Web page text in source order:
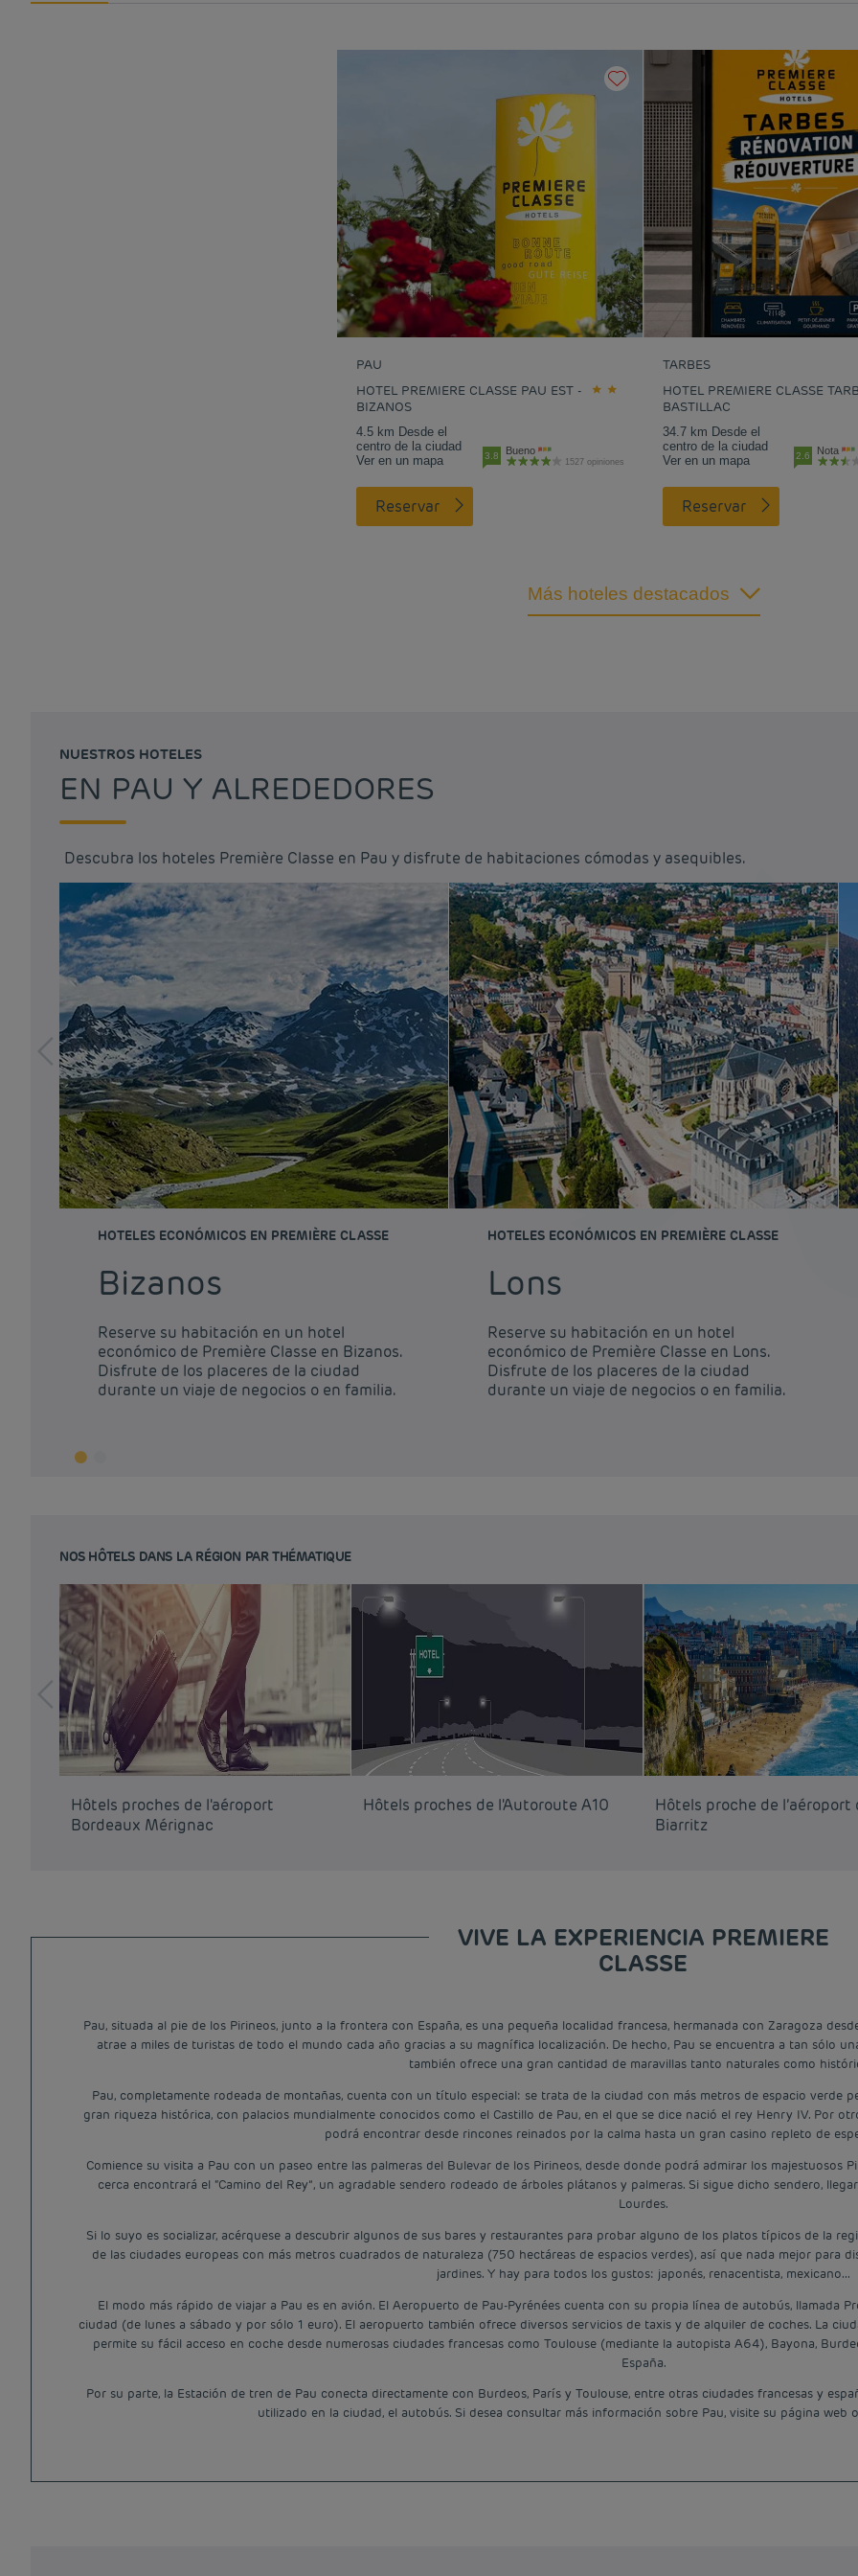
PAU
HOTEL PREMIERE CLASSE PAU EST -
BIZANOS
4.5 km Desde el
centro de la ciudad
Ver en un mapa
3.8 Bueno
1527 opiniones
Reservar
TARBES
HOTEL PREMIERE CLASSE
BASTILLAC
34.7 km Desde el
centro de la ciudad
Ver en un mapa
2.6 Nota
Reservar
Más hoteles destacados
NUESTROS HOTELES
EN PAU Y ALREDEDORES
Descubra los hoteles Première Classe en Pau y disfrute de habitaciones cómodas y asequibles.
HOTELES ECONÓMICOS EN PREMIÈRE CLASSE
Bizanos
Reserve su habitación en un hotel
económico de Première Classe en Bizanos.
Disfrute de los placeres de la ciudad
durante un viaje de negocios o en familia.
HOTELES ECONÓMICOS EN PREMIÈRE CLASSE
Lons
Reserve su habitación en un hotel
económico de Première Classe en Lons.
Disfrute de los placeres de la ciudad
durante un viaje de negocios o en familia.
NOS HÔTELS DANS LA RÉGION PAR THÉMATIQUE
Hôtels proches de l'aéroport
Bordeaux Mérignac
Hôtels proches de l'Autoroute A10
Hôtels proche de l’aéroport
Biarritz
VIVE LA EXPERIENCIA PREMIERE
CLASSE
Pau, situada al pie de los Pirineos, junto a la frontera con España, es una pequeña localidad francesa, hermanada con Zaragoza
atrae a miles de turistas de todo el mundo cada año gracias a su magnífica localización. De hecho, Pau se encuentra a tan sólo
también ofrece una gran cantidad de maravillas tanto naturales como
Pau, completamente rodeada de montañas, cuenta con un título especial: se trata de la ciudad con más metros de espacio verde
gran riqueza histórica, con palacios mundialmente conocidos como el Castillo de Pau, en el que se dice nació el rey Henry IV. Por
podrá encontrar desde rincones reinados por la calma hasta un gran casino repleto de
Comience su visita a Pau con un paseo entre las palmeras del Bulevar de los Pirineos, desde donde podrá admirar los majestuosos
cerca encontrará el “Camino del Rey”, un agradable sendero rodeado de árboles plátanos y palmeras. Si sigue dicho sendero,
Lourdes.
Si lo suyo es socializar, acérquese a descubrir algunos de sus bares y restaurantes para probar alguno de los platos típicos de la
de las ciudades europeas con más metros cuadrados de naturaleza (750 hectáreas de espacios verdes), así que nada mejor para
jardines. Y hay para todos los gustos: japonés, renacentista, mexicano...
El modo más rápido de viajar a Pau es en avión. El Aeropuerto de Pau-Pyrénées cuenta con su propia línea de autobús, llamada
ciudad (de lunes a sábado y por sólo 1 euro). El aeropuerto también ofrece diversos servicios de taxis y de alquiler de coches. La
permite su fácil acceso en coche desde numerosas ciudades francesas como Toulouse (mediante la autopista A64), Bayona,
España.
Por su parte, la Estación de tren de Pau conecta directamente con Burdeos, París y Toulouse, entre otras ciudades francesas y
utilizado en la ciudad, el autobús. Si desea consultar más información sobre Pau, visite su página web